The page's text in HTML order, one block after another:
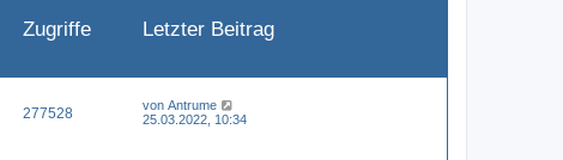
Zugriffe Letzter Beitrag
277528 von Antrume
25.03.2022, 10:34